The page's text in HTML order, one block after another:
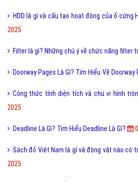
HDD là gì và cấu tạo hoạt động của ổ cứng
2025
Filter là gì? Những chú ý về chức năng filter
Doorway Pages Là Gì? Tìm Hiểu Về Doorway
Công thức tính diện tích và chu vi hình
2025
Deadline Là Gì? Tìm Hiểu Deadline Là Gì?
Sách đỏ Việt Nam là gì và động vật nào có
2025